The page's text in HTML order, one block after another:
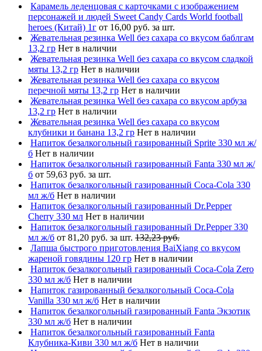
Карамель леденцовая с карточками с изображением
персонажей и людей Sweet Candy Cards World football
heroes (Китай) 1г от 16,00 руб. за шт.
Жевательная резинка Well без сахара со вкусом баблгам
13,2 гр Нет в наличии
Жевательная резинка Well без сахара со вкусом сладкой
мяты 13,2 гр Нет в наличии
Жевательная резинка Well без сахара со вкусом
перечной мяты 13,2 гр Нет в наличии
Жевательная резинка Well без сахара со вкусом арбуза
13,2 гр Нет в наличии
Жевательная резинка Well без сахара со вкусом
клубники и банана 13,2 гр Нет в наличии
Напиток безалкогольный газированный Sprite 330 мл ж/
б Нет в наличии
Напиток безалкогольный газированный Fanta 330 мл ж/
б от 59,63 руб. за шт.
Напиток безалкогольный газированный Coca-Cola 330
мл ж/б Нет в наличии
Напиток безалкогольный газированный Dr.Pepper
Cherry 330 мл Нет в наличии
Напиток безалкогольный газированный Dr.Pepper 330
мл ж/б от 81,20 руб. за шт. 132,23 руб.
Лапша быстрого приготовления BaiXiang со вкусом
жареной говядины 120 гр Нет в наличии
Напиток безалкогольный газированный Coca-Cola Zero
330 мл ж/б Нет в наличии
Напиток газированный безалкогольный Coca-Cola
Vanilla 330 мл ж/б Нет в наличии
Напиток безалкогольный газированный Fanta Экзотик
330 мл ж/б Нет в наличии
Напиток безалкогольный газированный Fanta
Клубника-Киви 330 мл ж/б Нет в наличии